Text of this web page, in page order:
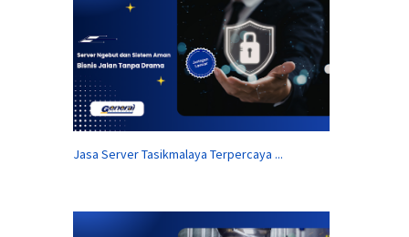
Jasa Server Tasikmalaya Terpercaya ...